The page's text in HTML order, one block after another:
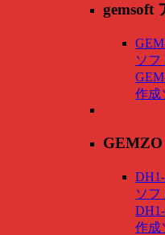
gemsoft
ソフ
作成
GEMZO
ソフ
作成